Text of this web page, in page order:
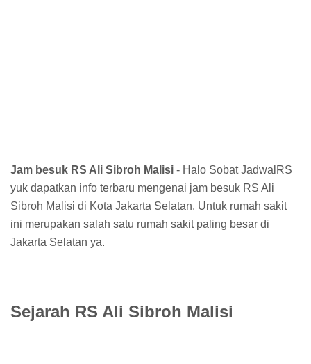
Jam besuk RS Ali Sibroh Malisi - Halo Sobat JadwalRS
yuk dapatkan info terbaru mengenai jam besuk RS Ali
Sibroh Malisi di Kota Jakarta Selatan. Untuk rumah sakit
ini merupakan salah satu rumah sakit paling besar di
Jakarta Selatan ya.
Sejarah RS Ali Sibroh Malisi